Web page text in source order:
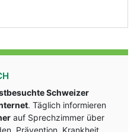
Schweizer
. Täglich informieren
auf Sprechzimmer über
Prävention, Krankheit